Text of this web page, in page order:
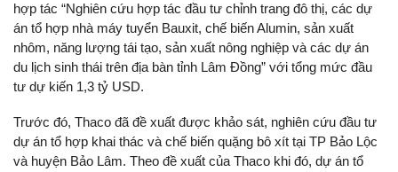
hợp tác “Nghiên cứu hợp tác đầu tư chỉnh trang đô thị, các dự
án tổ hợp nhà máy tuyển Bauxit, chế biến Alumin, sản xuất
nhôm, năng lượng tái tạo, sản xuất nông nghiệp và các dự án
du lịch sinh thái trên địa bàn tỉnh Lâm Đồng” với tổng mức đầu
tư dự kiến 1,3 tỷ USD.
Trước đó, Thaco đã đề xuất được khảo sát, nghiên cứu đầu tư
dự án tổ hợp khai thác và chế biến quặng bô xít tại TP Bảo Lộc
và huyện Bảo Lâm. Theo đề xuất của Thaco khi đó, dự án tổ